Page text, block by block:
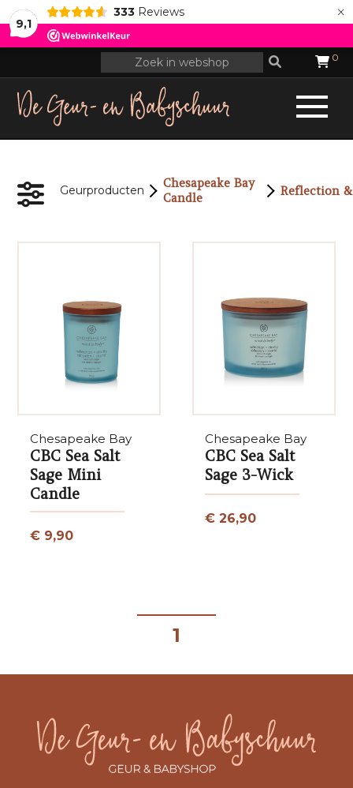
9,1
333 Reviews ×
0
Geurproducten
Chesapeake Bay
Candle
Chesapeake Bay
CBC Sea Salt
Sage Mini
Candle
€ 9,90
Chesapeake Bay
CBC Sea Salt
Sage 3-Wick
€ 26,90
1